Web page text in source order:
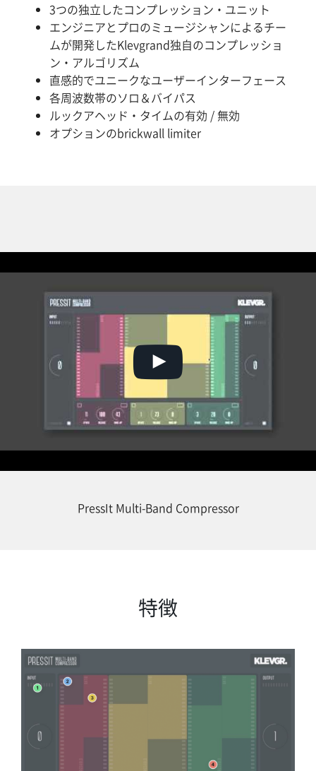
3つの独立したコンプレッション・ユニット
エンジニアとプロのミュージシャンによるチー
ムが開発したKlevgrand独自のコンプレッショ
ン・アルゴリズム
直感的でユニークなユーザーインターフェース
各周波数帯のソロ＆バイパス
ルックアヘッド・タイムの有効 / 無効
オプションのbrickwall limiter
PressIt Multi-Band Compressor
特徴